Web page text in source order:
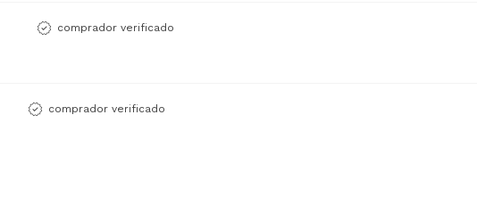
comprador verificado
comprador verificado